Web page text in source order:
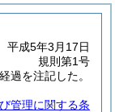
平成5年3月17日
規則第1号
過を注記した。
管理に関する条